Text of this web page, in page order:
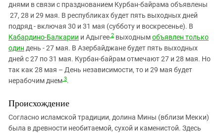
днями в связи с празднованием Курбан-байрама объявлены
27, 28 и 29 мая. В республиках будет пять выходных дней
подряд - включая 30 и 31 мая (субботу и воскресенье). В
Кабардино-Балкарии и Адыгее 2 выходнымобъявлен только
один день - 27 мая. В Азербайджане будет пять выходных
дней с 27 по 31 мая. Курбан-байрам отмечают 27 и 28 мая. Но
так как 28 мая – День независимости, то и 29 мая будет
нерабочим днем 3.
Происхождение
Согласно исламской традиции, долина Мины (вблизи Мекки)
была в древности необитаемой, сухой и каменистой. Здесь